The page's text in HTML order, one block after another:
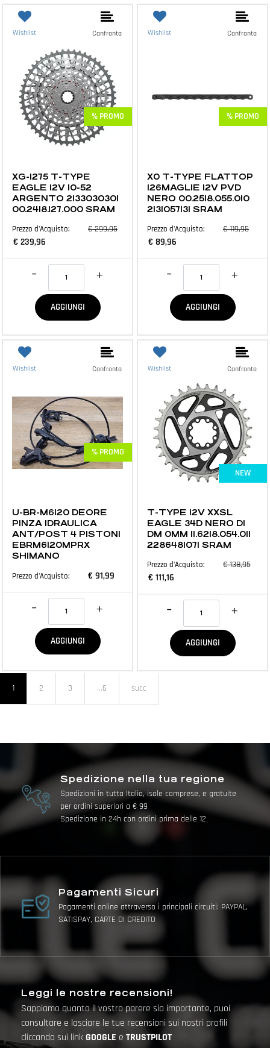
Wishlist Confronta
% PROMO
XG-1275 T-TYPE
EAGLE 12V 10-52
ARGENTO 2133030301
00.2418.127.000 SRAM
Prezzo d'Acquisto: € 299,95
€ 239,96
AGGIUNGI
Wishlist Confronta
% PROMO
X0 T-TYPE FLATTOP
126MAGLIE 12V PVD
NERO 00.2518.055.010
2131057131 SRAM
Prezzo d'Acquisto: € 119,95
€ 89,96
AGGIUNGI
Wishlist Confronta
% PROMO
U-BR-M6120 DEORE
PINZA IDRAULICA
ANT/POST 4 PISTONI
EBRM6120MPRX
SHIMANO
Prezzo d'Acquisto: € 91,99
AGGIUNGI
Wishlist Confronta
NEW
T-TYPE 12V XXSL
EAGLE 34D NERO D1
DM 0MM 11.6218.054.011
2286481071 SRAM
Prezzo d'Acquisto: € 138,95
€ 111,16
AGGIUNGI
1 2 3 ...6 succ
Spedizione nella tua regione
Spedizioni in tutta Italia, isole comprese, e gratuite
per ordini superiori a € 99
Spedizione in 24h con ordini prima delle 12
Pagamenti Sicuri
Pagamenti online attraverso i principali circuiti: PAYPAL,
SATISPAY, CARTE DI CREDITO
Leggi le nostre recensioni!
Sappiamo quanto il vostro parere sia importante, puoi
consultare e lasciare le tue recensioni sui nostri profili
cliccando sui linkGOOGLE e TRUSTPILOT